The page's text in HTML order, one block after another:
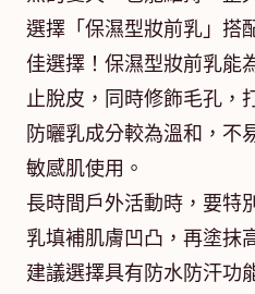
選擇「保濕型妝前乳」搭
佳選擇！保濕型妝前乳能
止脫皮，同時修飾毛孔，
防曬乳成分較為溫和，不
敏感肌使用。
長時間戶外活動時，要特
乳填補肌膚凹凸，再塗抹
建議選擇具有防水防汗功